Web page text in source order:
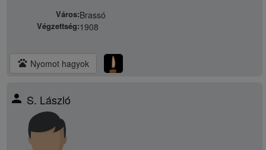
Város:Brassó
Végzettség:1908
pets Nyomot hagyok
person S. László